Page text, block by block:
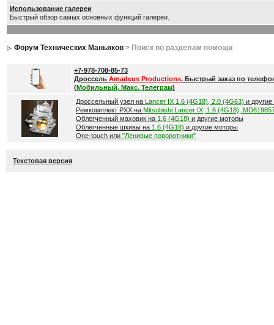
Использование галереи
Быстрый обзор самых основных функций галереи.
Форум Технических Маньяков> Поиск по разделам помощи
+7-978-708-85-73
Дроссель Amadeus Productions. Быстрый заказ по
(Мобильный, Макс, Телеграм)
Дроссельный узел на Lancer IX 1.6 (4G18), 2.0 (4G63) и
Ремкомплект РХХ на Mitsubishi Lancer IX, 1.6 (4G18),
Облегченный маховик на 1.6 (4G18) и другие моторы
Облегченные шкивы на 1.6 (4G18) и другие моторы
One-touch или "Ленивые поворотники"
Текстовая версия